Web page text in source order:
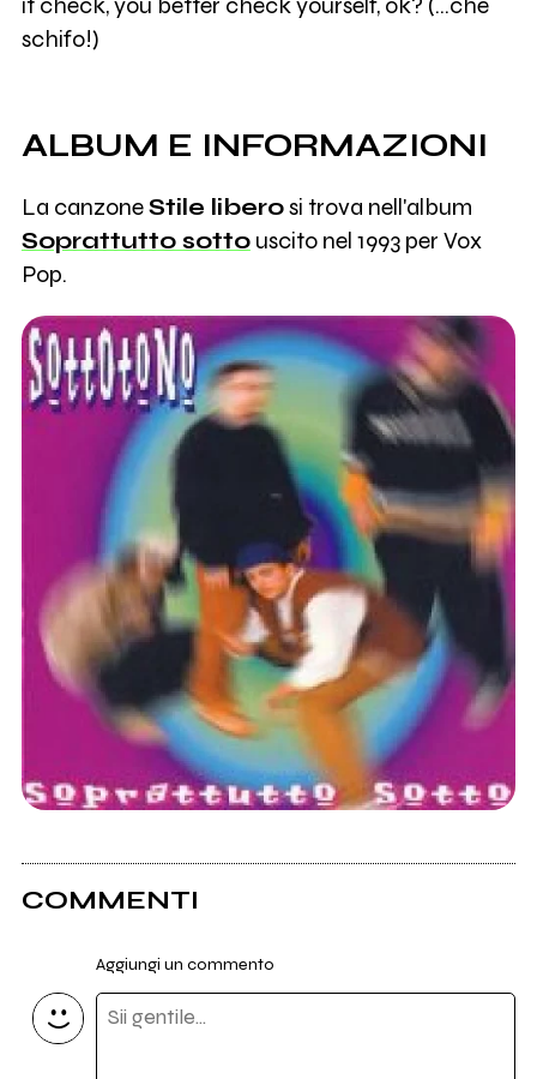
it check, you better check yourself, ok? (...che
schifo!)
ALBUM E INFORMAZIONI
La canzoneStile liberosi trova nell'album
Soprattutto sottouscito nel 1993 per Vox
Pop.
COMMENTI
Aggiungi un commento